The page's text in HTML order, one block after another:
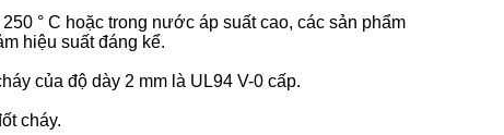
° C hoặc trong nước áp suất cao, các sản phẩm
hiệu suất đáng kể.
của độ dày 2 mm là UL94 V-0 cấp.
cháy.